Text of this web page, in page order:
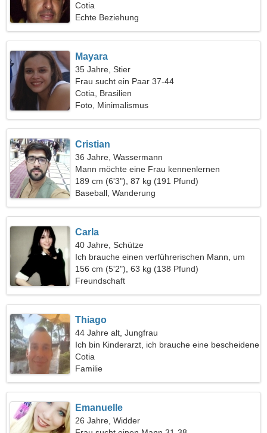
Cotia
Echte Beziehung
Mayara
35 Jahre, Stier
Frau sucht ein Paar 37-44
Cotia, Brasilien
Foto, Minimalismus
Cristian
36 Jahre, Wassermann
Mann möchte eine Frau kennenlernen
189 cm (6'3"), 87 kg (191 Pfund)
Baseball, Wanderung
Carla
40 Jahre, Schütze
Ich brauche einen verführerischen Mann, um
zusammen zu wandern
156 cm (5'2"), 63 kg (138 Pfund)
Freundschaft
Thiago
44 Jahre alt, Jungfrau
Ich bin Kinderarzt, ich brauche eine bescheidene
Frau
Cotia
Familie
Emanuelle
26 Jahre, Widder